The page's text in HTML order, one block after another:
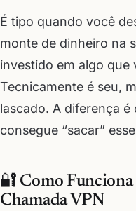
É tipo quando você
monte de dinheiro na
investido em algo que
Tecnicamente é seu,
lascado. A diferença é
consegue “sacar”
🔐 Como
Chamada VPN